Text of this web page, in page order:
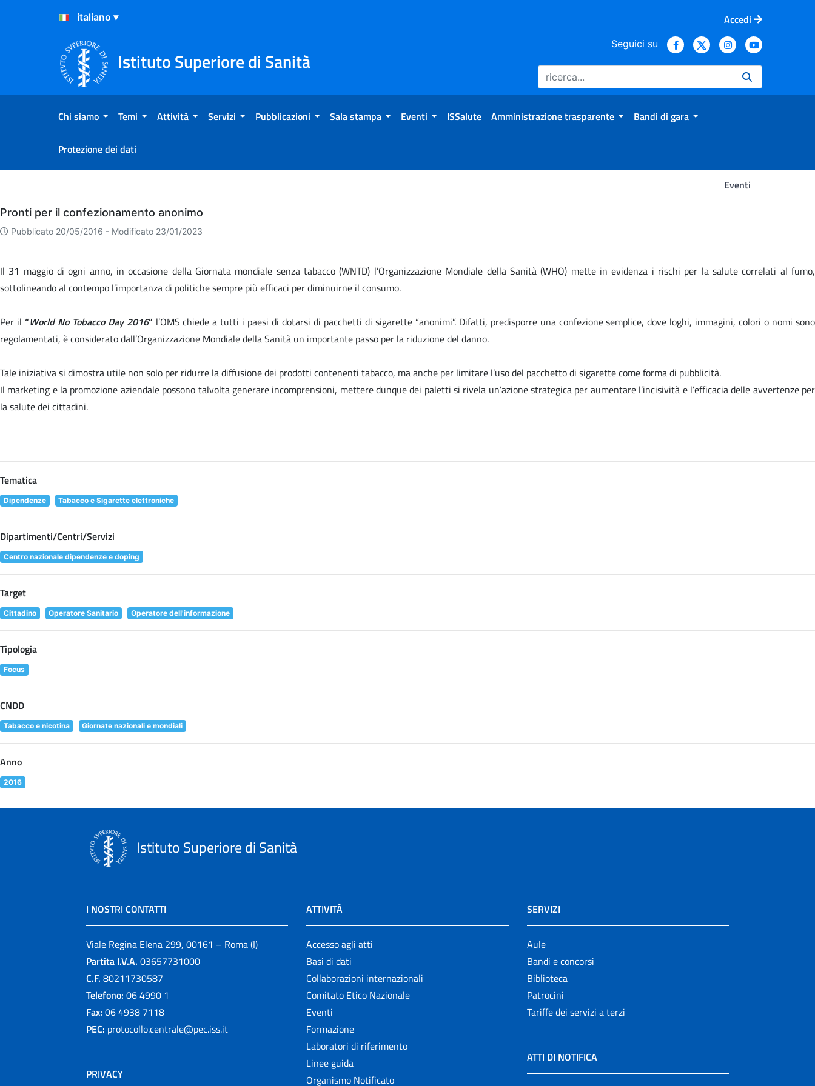
Salta al Contenuto
Salta al Footer
Accedi
Istituto Superiore di Sanità
Seguici su
Chi siamo Temi Attività Servizi Pubblicazioni Sala stampa Eventi ISSalute Amministrazione trasparente Bandi di gara
Protezione dei dati
Eventi
Eventi
Pronti per il confezionamento anonimo
Pubblicato 20/05/2016 - Modificato 23/01/2023
Il 31 maggio di ogni anno, in occasione della Giornata mondiale senza tabacco (WNTD) l’Organizzazione Mondiale della Sanità (WHO) mette in evidenza i rischi per la salute correlati al fumo,
sottolineando al contempo l’importanza di politiche sempre più efficaci per diminuirne il consumo.
Per il “World No Tobacco Day 2016” l’OMS chiede a tutti i paesi di dotarsi di pacchetti di sigarette “anonimi”. Difatti, predisporre una confezione semplice, dove loghi, immagini, colori o nomi sono
regolamentati, è considerato dall’Organizzazione Mondiale della Sanità un importante passo per la riduzione del danno.
Tale iniziativa si dimostra utile non solo per ridurre la diffusione dei prodotti contenenti tabacco, ma anche per limitare l’uso del pacchetto di sigarette come forma di pubblicità.
Il marketing e la promozione aziendale possono talvolta generare incomprensioni, mettere dunque dei paletti si rivela un’azione strategica per aumentare l’incisività e l’efficacia delle avvertenze per
la salute dei cittadini.
Tematica
Dipendenze Tabacco e Sigarette elettroniche
Dipartimenti/Centri/Servizi
Centro nazionale dipendenze e doping
Target
Cittadino Operatore Sanitario Operatore dell'informazione
Tipologia
Focus
CNDD
Tabacco e nicotina Giornate nazionali e mondiali
Anno
2016
Istituto Superiore di Sanità
I NOSTRI CONTATTI
Viale Regina Elena 299, 00161 – Roma (I)
Partita I.V.A. 03657731000
C.F. 80211730587
Telefono: 06 4990 1
Fax: 06 4938 7118
PEC: protocollo.centrale@pec.iss.it
PRIVACY
ATTIVITÀ
Accesso agli atti
Basi di dati
Collaborazioni internazionali
Comitato Etico Nazionale
Eventi
Formazione
Laboratori di riferimento
Linee guida
Organismo Notificato
SERVIZI
Aule
Bandi e concorsi
Biblioteca
Patrocini
Tariffe dei servizi a terzi
ATTI DI NOTIFICA